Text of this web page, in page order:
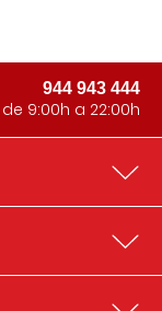
944 943 444
de 9:00h a 22:00h